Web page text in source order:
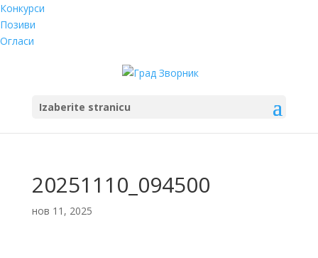
Конкурси
Позиви
Огласи
Izaberite stranicu
20251110_094500
нов 11, 2025